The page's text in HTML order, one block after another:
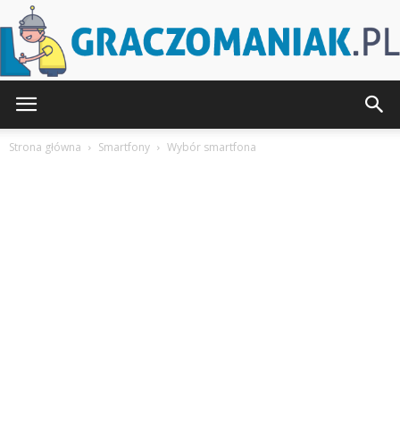
Strona główna Smartfony Wybór smartfona